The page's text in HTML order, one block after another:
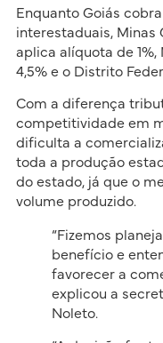
Enquanto Goiás
interestaduais, Minas
aplica alíquota de
4,5% e o Distrito
Com a diferença
competitividade em
dificulta a
toda a produção
do estado, já que o
volume produzido.
“Fizemos
benefício e
favorecer a
explicou a
Noleto.